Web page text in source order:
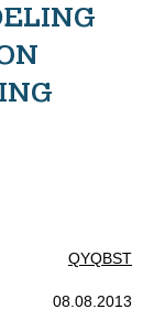
QYQBST
08.08.2013